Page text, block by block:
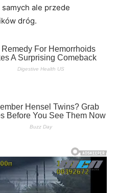
ale przede
dróg.